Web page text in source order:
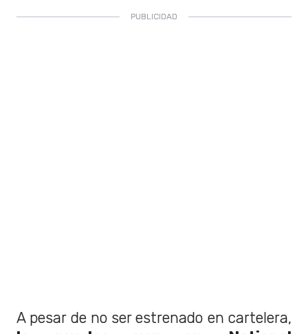
A pesar de no ser estrenado en cartelera,